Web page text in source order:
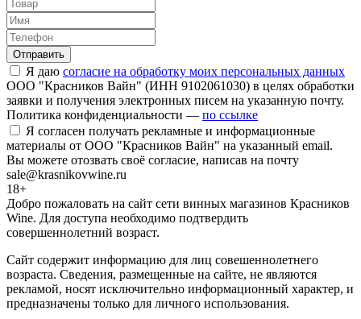
Отправить
Я даю согласие на обработку моих персональных данных
ООО "Красников Вайн" (ИНН 9102061030) в целях обработки
заявки и получения электронных писем на указанную почту.
Политика конфиденциальности — по ссылке
Я согласен получать рекламные и информационные
материалы от ООО "Красников Вайн" на указанный email.
Вы можете отозвать своё согласие, написав на почту
sale@krasnikovwine.ru
18+
Добро пожаловать на сайт сети винных магазинов Красников
Wine. Для доступа необходимо подтвердить
совершеннолетний возраст.
Сайт содержит информацию для лиц совешеннолетнего
возраста. Сведения, размещенные на сайте, не являются
рекламой, носят исключительно информационный характер, и
предназначены только для личного использования.